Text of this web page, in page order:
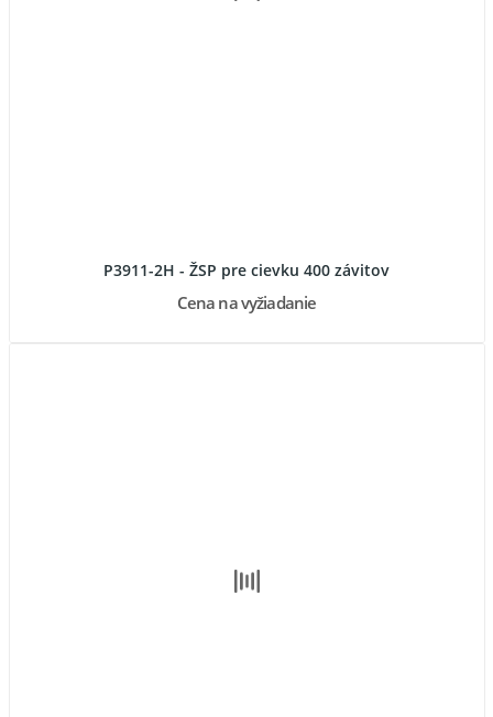
P3911-2H - ŽSP pre cievku 400 závitov
Cena na vyžiadanie